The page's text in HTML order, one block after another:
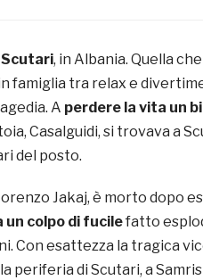
Scutari, in Albania. Quella
famiglia tra relax e
A perdere la vita un
Casalguidi, si trovava a
del posto.
Jakaj, è morto dopo
colpo di fucilefatto
Con esattezza la tragica
periferia di Scutari, a